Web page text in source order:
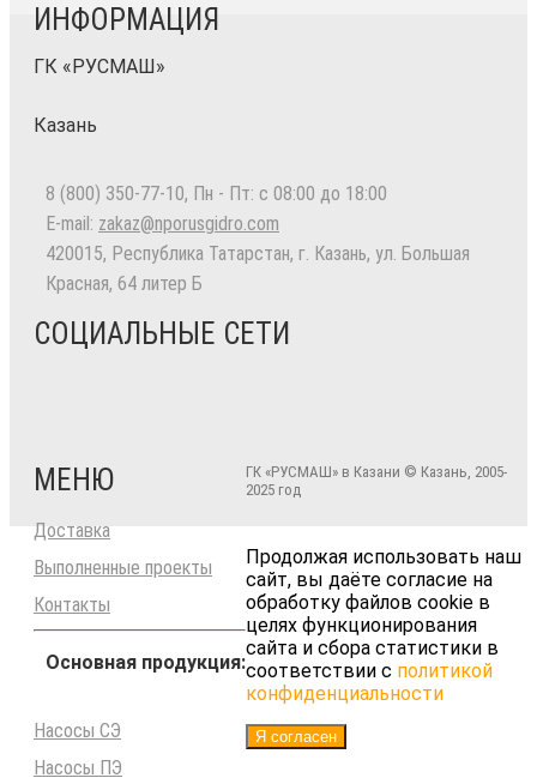
ИНФОРМАЦИЯ
ГК «РУСМАШ»
Казань
8 (800) 350-77-10, Пн - Пт: с 08:00 до 18:00
E-mail: zakaz@nporusgidro.com
420015, Республика Татарстан, г. Казань, ул. Большая
Красная, 64 литер Б
СОЦИАЛЬНЫЕ СЕТИ
МЕНЮ
Доставка
Выполненные проекты
Контакты
Основная продукция:
Насосы СЭ
Насосы ПЭ
ГК «РУСМАШ» в Казани © Казань, 2005-
2025 год
Продолжая использовать наш
сайт, вы даёте согласие на
обработку файлов cookie в
целях функционирования
сайта и сбора статистики в
соответствии с политикой
конфиденциальности
Я согласен